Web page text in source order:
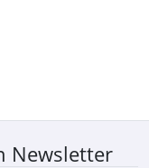
Newsletter